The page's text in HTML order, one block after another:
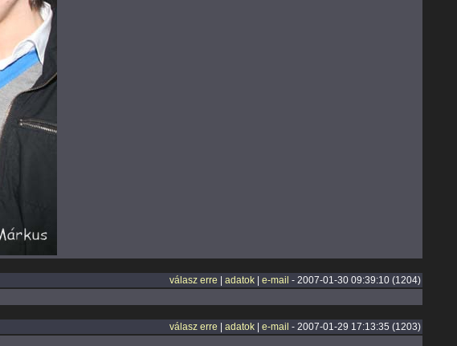
válasz erre adatok| e-mail - 2007-01-30 09:39:10 (1204)
válasz erre adatok| e-mail - 2007-01-29 17:13:35 (1203)